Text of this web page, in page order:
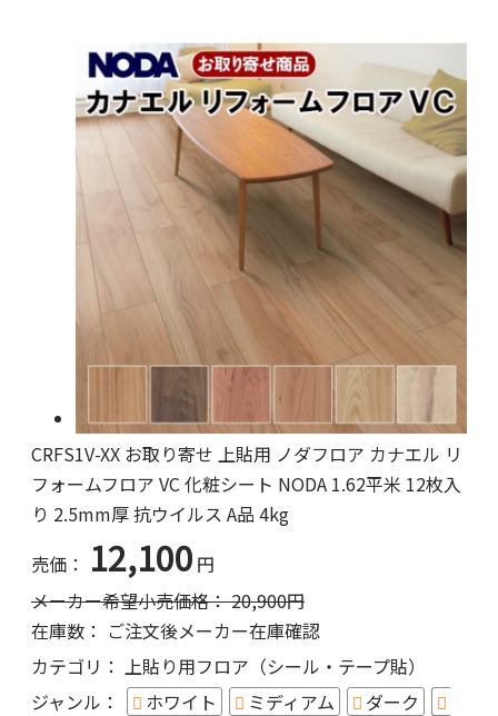
CRFS1V-XX お取り寄せ 上貼用 ノダフロア カナエル リ
フォームフロア VC 化粧シート NODA 1.62平米 12枚入
り 2.5mm厚 抗ウイルス A品 4kg
売価： 12,100 円
メーカー希望小売価格：20,900円
在庫数： ご注文後メーカー在庫確認
カテゴリ：
上貼り用フロア（シール・テープ貼）
ジャンル：
ホワイト ミディアム
ダーク